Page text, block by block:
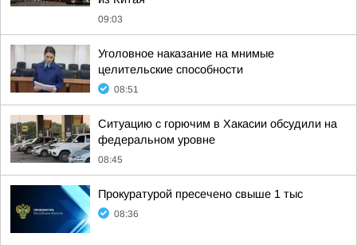
09:03
Уголовное наказание на мнимые
целительские способности
08:51
Ситуацию с горючим в Хакасии обсудили на
федеральном уровне
08:45
Прокуратурой пресечено свыше 1 тыс
08:36